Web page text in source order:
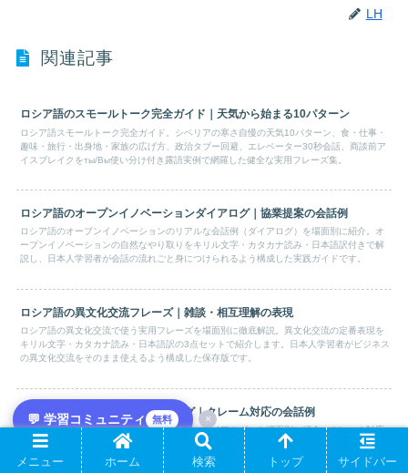
💬 学習コミュニティ 無料 ×
LH
関連記事
ロシア語のスモールトーク完全ガイド｜天気から始まる10パターン
ロシア語スモールトーク完全ガイド。シベリアの寒さ自慢の天気10パターン、食・仕事・
趣味・旅行・出身地・家族の広げ方、政治タブー回避、エレベーター30秒会話、商談前ア
イスブレイクをты/Вы使い分け付き露語実例で網羅した健全な実用フレーズ集。
ロシア語のオープンイノベーションダイアログ｜協業提案の会話例
ロシア語のオープンイノベーションのリアルな会話例（ダイアログ）を場面別に紹介。オ
ープンイノベーションの自然なやり取りをキリル文字・カタカナ読み・日本語訳付きで解
説し、日本人学習者が会話の流れごと身につけられるよう構成した実践ガイドです。
ロシア語の異文化交流フレーズ｜雑談・相互理解の表現
ロシア語の異文化交流で使う実用フレーズを場面別に徹底解説。異文化交流の定番表現を
キリル文字・カタカナ読み・日本語訳の3点セットで紹介します。日本人学習者がビジネス
の異文化交流をそのまま使えるよう構成した保存版です。
ロシア語のクレーム対応ダイアログ｜クレーム対応の会話例
ロシア語のクレーム対応のリアルな会話例（ダイアログ）を場面別に紹介。クレーム対応
の自然なやり取りをキリル文字・カタカナ読み・日本語訳付きで解説し、日本人学習者が
会話の流れごと身につけられるよう構成した実践ガイドです。
メニュー ホーム 検索 トップ サイドバー